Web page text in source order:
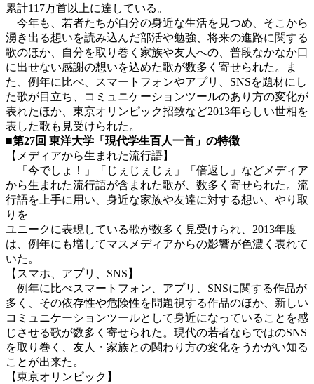
累計117万首以上に達している。
今年も、若者たちが自分の身近な生活を見つめ、そこから
湧き出る想いを読み込んだ部活や勉強、将来の進路に関する
歌のほか、自分を取り巻く家族や友人への、普段なかなか口
に出せない感謝の想いを込めた歌が数多く寄せられた。ま
た、例年に比べ、スマートフォンやアプリ、SNSを題材にし
た歌が目立ち、コミュニケーションツールのあり方の変化が
表れたほか、東京オリンピック招致など2013年らしい世相を
表した歌も見受けられた。
■第27回 東洋大学「現代学生百人一首」の特徴
【メディアから生まれた流行語】
「今でしょ！」「じぇじぇじぇ」「倍返し」などメディア
から生まれた流行語が含まれた歌が、数多く寄せられた。流
行語を上手に用い、身近な家族や友達に対する想い、やり取
りを
ユニークに表現している歌が数多く見受けられ、2013年度
は、例年にも増してマスメディアからの影響が色濃く表れて
いた。
【スマホ、アプリ、SNS】
例年に比べスマートフォン、アプリ、SNSに関する作品が
多く、その依存性や危険性を問題視する作品のほか、新しい
コミュニケーションツールとして身近になっていることを感
じさせる歌が数多く寄せられた。現代の若者ならではのSNS
を取り巻く、友人・家族との関わり方の変化をうかがい知る
ことが出来た。
【東京オリンピック】